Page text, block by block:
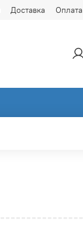
Доставка Оплата